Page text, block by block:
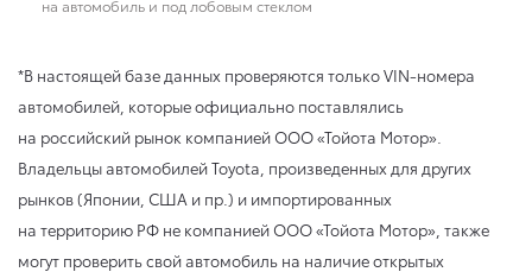
*В настоящей базе данных проверяются только VIN-номера
автомобилей, которые официально поставлялись
на российский рынок компанией ООО «Тойота Мотор».
Владельцы автомобилей Toyota, произведенных для других
рынков (Японии, США и пр.) и импортированных
на территорию РФ не компанией ООО «Тойота Мотор», также
могут проверить свой автомобиль на наличие открытых